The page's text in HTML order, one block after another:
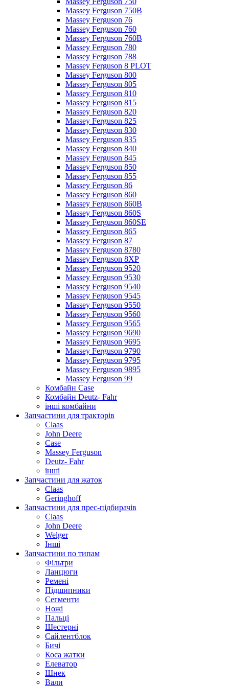
Massey Ferguson 750B
Massey Ferguson 76
Massey Ferguson 760
Massey Ferguson 760B
Massey Ferguson 780
Massey Ferguson 788
Massey Ferguson 8 PLOT
Massey Ferguson 800
Massey Ferguson 805
Massey Ferguson 810
Massey Ferguson 815
Massey Ferguson 820
Massey Ferguson 825
Massey Ferguson 830
Massey Ferguson 835
Massey Ferguson 840
Massey Ferguson 845
Massey Ferguson 850
Massey Ferguson 855
Massey Ferguson 86
Massey Ferguson 860
Massey Ferguson 860B
Massey Ferguson 860S
Massey Ferguson 860SE
Massey Ferguson 865
Massey Ferguson 87
Massey Ferguson 8780
Massey Ferguson 8XP
Massey Ferguson 9520
Massey Ferguson 9530
Massey Ferguson 9540
Massey Ferguson 9545
Massey Ferguson 9550
Massey Ferguson 9560
Massey Ferguson 9565
Massey Ferguson 9690
Massey Ferguson 9695
Massey Ferguson 9790
Massey Ferguson 9795
Massey Ferguson 9895
Massey Ferguson 99
Комбайн Case
Комбайн Deutz- Fahr
інші комбайни
Запчастини для тракторів
Claas
John Deere
Case
Massey Ferguson
Deutz- Fahr
інші
Запчастини для жаток
Claas
Geringhoff
Запчастини для прес-підбирачів
Claas
John Deere
Welger
Інші
Запчастини по типам
Фільтри
Ланцюги
Ремені
Підшипники
Сегменти
Ножі
Пальці
Шестерні
Сайлентблок
Бичі
Коса жатки
Елеватор
Шнек
Вали